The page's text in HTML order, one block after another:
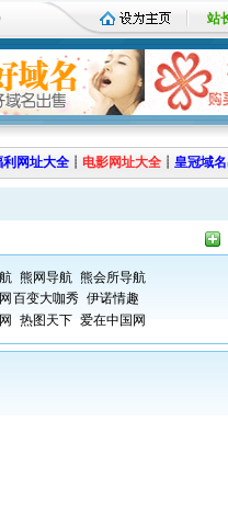
站
利网址大全 ┊ 电影网址大全 ┊ 皇冠域
熊网导航 熊会所导航
百变大咖秀 伊诺情趣
热图天下 爱在中国网